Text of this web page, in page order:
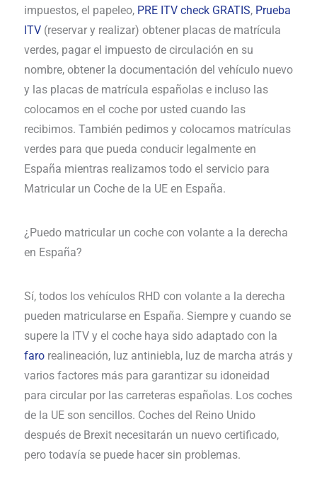
impuestos, el papeleo, PRE ITV check GRATIS, Prueba
ITV(reservar y realizar) obtener placas de matrícula
verdes, pagar el impuesto de circulación en su
nombre, obtener la documentación del vehículo nuevo
y las placas de matrícula españolas e incluso las
colocamos en el coche por usted cuando las
recibimos. También pedimos y colocamos matrículas
verdes para que pueda conducir legalmente en
España mientras realizamos todo el servicio para
Matricular un Coche de la UE en España.
¿Puedo matricular un coche con volante a la derecha
en España?
Sí, todos los vehículos RHD con volante a la derecha
pueden matricularse en España. Siempre y cuando se
supere la ITV y el coche haya sido adaptado con la
farorealineación, luz antiniebla, luz de marcha atrás y
varios factores más para garantizar su idoneidad
para circular por las carreteras españolas. Los coches
de la UE son sencillos. Coches del Reino Unido
después de Brexit necesitarán un nuevo certificado,
pero todavía se puede hacer sin problemas.